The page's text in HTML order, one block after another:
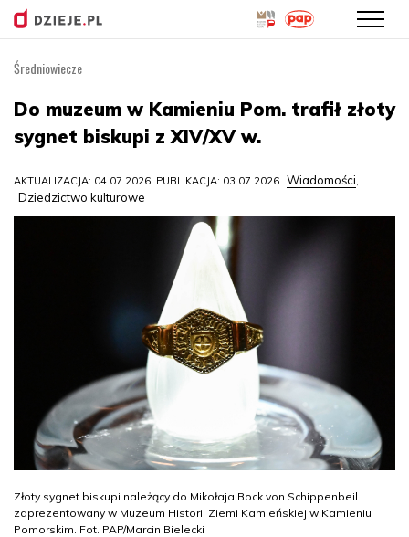
treści
Średniowiecze
Do muzeum w Kamieniu Pom. trafił złoty
sygnet biskupi z XIV/XV w.
AKTUALIZACJA: 04.07.2026, PUBLIKACJA: 03.07.2026 Wiadomości,
Dziedzictwo kulturowe
Złoty sygnet biskupi należący do Mikołaja Bock von Schippenbeil
zaprezentowany w Muzeum Historii Ziemi Kamieńskiej w Kamieniu
Pomorskim. Fot. PAP/Marcin Bielecki